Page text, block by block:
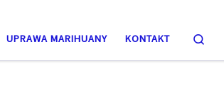
UPRAWA MARIHUANY KONTAKT